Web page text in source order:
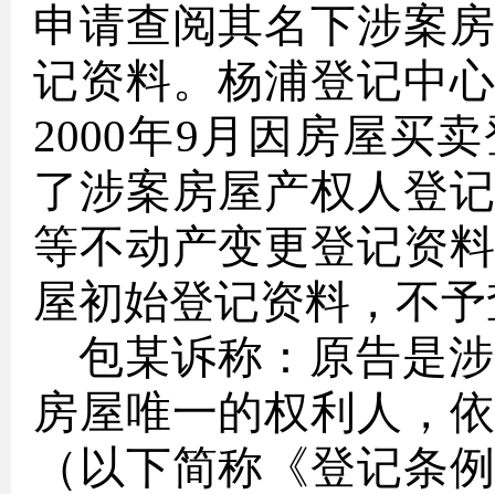
申请查阅其名下涉案
记资料。杨浦登记中
2000年9月因房屋买
了涉案房屋产权人登
等不动产变更登记资
屋初始登记资料，不
包某诉称：原告是
房屋唯一的权利人，
（以下简称《登记条